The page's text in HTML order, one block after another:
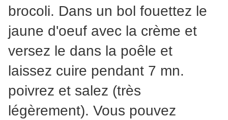
brocoli. Dans un bol fouettez le
jaune d'oeuf avec la crème et
versez le dans la poêle et
laissez cuire pendant 7 mn.
poivrez et salez (très
légèrement). Vous pouvez